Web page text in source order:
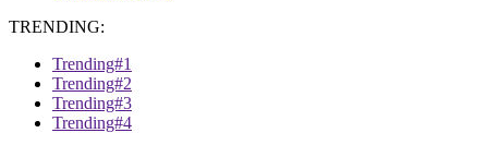
TRENDING:
Trending#1
Trending#2
Trending#3
Trending#4